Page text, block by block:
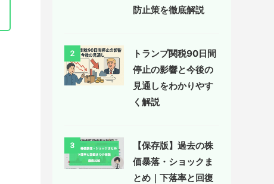
防止策を徹底解説
2
トランプ関税90日間
停止の影響と今後の
見通しをわかりやす
く解説
3
【保存版】過去の株
価暴落・ショックま
とめ｜下落率と回復